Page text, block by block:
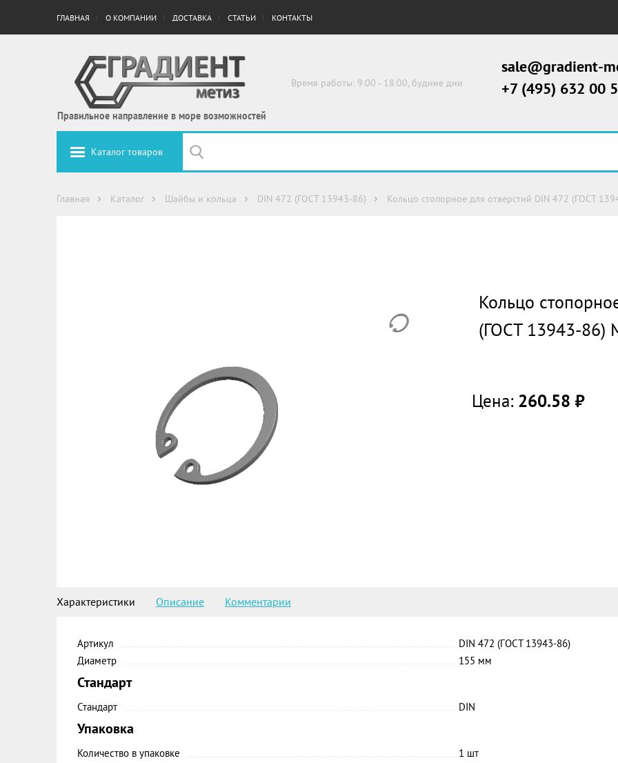
ГЛАВНАЯ О КОМПАНИИ ДОСТАВКА СТАТЬИ КОНТАКТЫ
Правильное направление в море возможностей
Время работы: 9:00 - 18:00, будние дни
sale@gradient-
+7 (495) 632 00
Каталог товаров
Главная Каталог Шайбы и кольца DIN 472 (ГОСТ 13943-86) Кольцо стопорное для отверстий DIN 472 (ГОСТ
Кольцо
(ГОСТ 13943-86)
Цена: 260.58 руб.
Характеристики Описание Комментарии
Артикул
DIN 472 (ГОСТ 13943-86)
Диаметр
155 мм
Стандарт
Стандарт DIN
Упаковка
Количество в упаковке
1 шт